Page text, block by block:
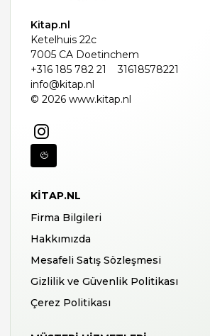
Kitap.nl
Ketelhuis 22c
7005 CA Doetinchem
+316 185 782 21
31618578221
info@kitap.nl
© 2026 www.kitap.nl
KITAP.NL
Firma Bilgileri
Hakkımızda
Mesafeli Satış Sözleşmesi
Gizlilik ve Güvenlik Politikası
Çerez Politikası